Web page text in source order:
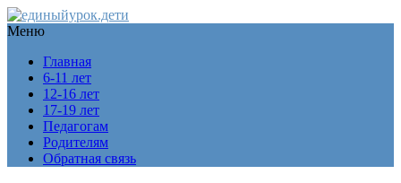
Меню
Главная
6-11 лет
12-16 лет
17-19 лет
Педагогам
Родителям
Обратная связь